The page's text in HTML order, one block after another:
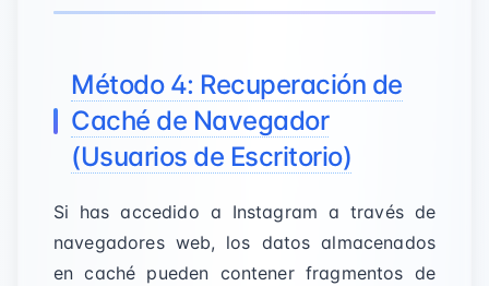
Método 4: Recuperación de
Caché de Navegador
(Usuarios de Escritorio)
Si has accedido a Instagram a través de
navegadores web, los datos almacenados
en caché pueden contener fragmentos de